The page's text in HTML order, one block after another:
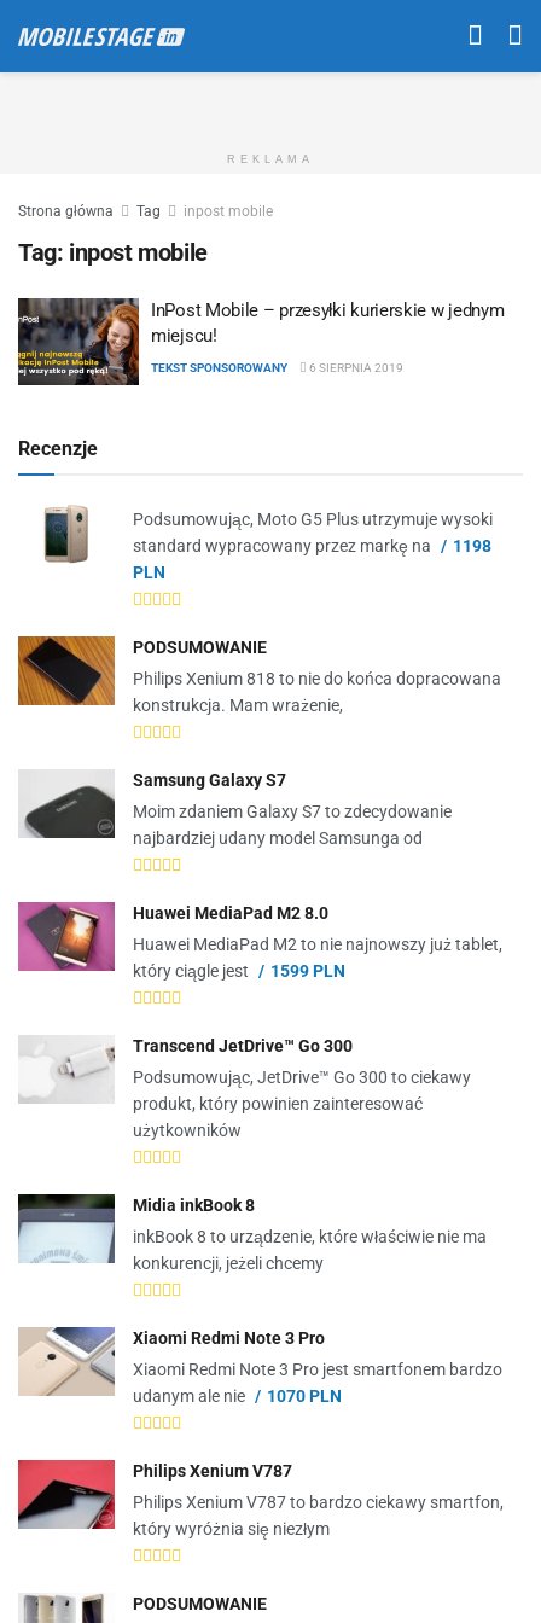
REKLAMA
Strona główna Tag inpost mobile
Tag: inpost mobile
InPost Mobile – przesyłki kurierskie w jednym
miejscu!
TEKST SPONSOROWANY 6 SIERPNIA 2019
Recenzje
Podsumowując, Moto G5 Plus utrzymuje wysoki
standard wypracowany przez markę na
1198
PLN
PODSUMOWANIE
Philips Xenium 818 to nie do końca dopracowana
konstrukcja. Mam wrażenie,
Samsung Galaxy S7
Moim zdaniem Galaxy S7 to zdecydowanie
najbardziej udany model Samsunga od
Huawei MediaPad M2 8.0
Huawei MediaPad M2 to nie najnowszy już tablet,
który ciągle jest
1599 PLN
Transcend JetDrive™ Go 300
Podsumowując, JetDrive™ Go 300 to ciekawy
produkt, który powinien zainteresować
użytkowników
Midia inkBook 8
inkBook 8 to urządzenie, które właściwie nie ma
konkurencji, jeżeli chcemy
Xiaomi Redmi Note 3 Pro
Xiaomi Redmi Note 3 Pro jest smartfonem bardzo
udanym ale nie
1070 PLN
Philips Xenium V787
Philips Xenium V787 to bardzo ciekawy smartfon,
który wyróżnia się niezłym
PODSUMOWANIE